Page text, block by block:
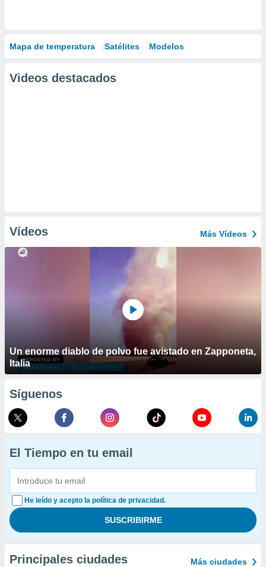
Mapa de temperatura Satélites Modelos
Videos destacados
Vídeos Más Vídeos
Un enorme diablo de polvo fue avistado en Zapponeta,
Italia
Síguenos
El Tiempo en tu email
He leído y acepto la política de privacidad.
Principales ciudades Más ciudades